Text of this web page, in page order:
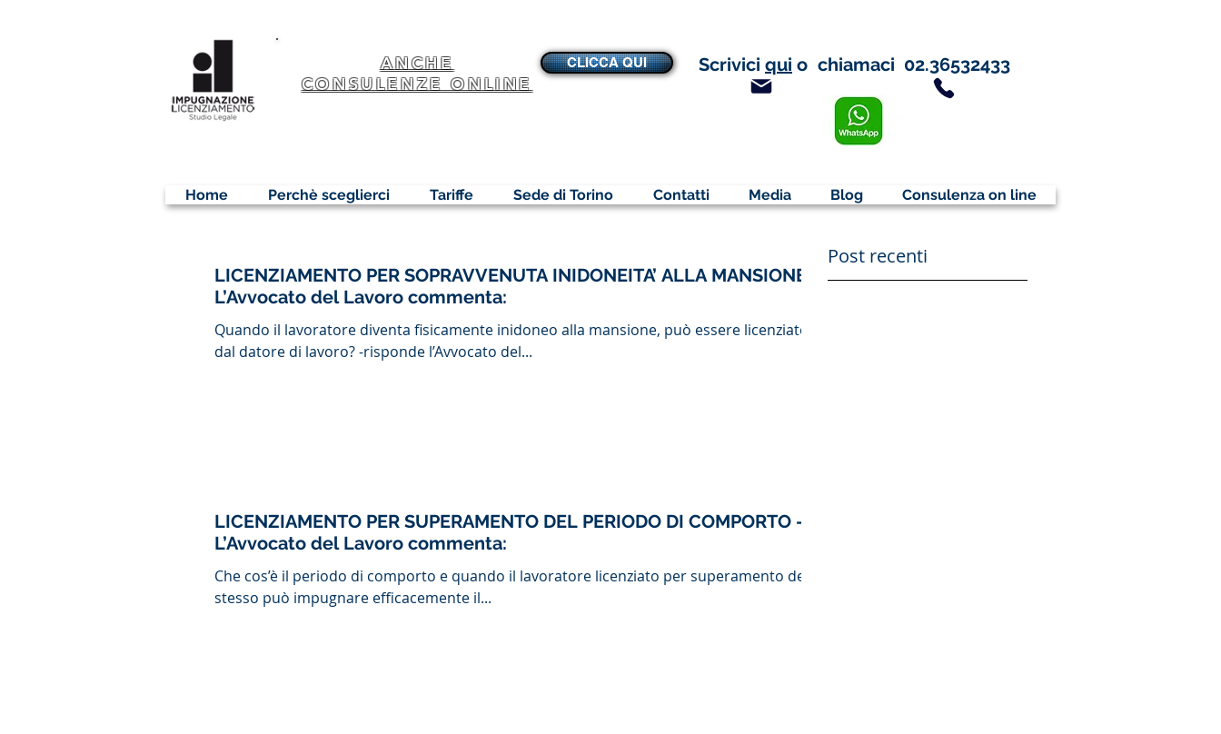
CLICCA QUI
ANCHE
CONSULENZE ONLINE
Scrivici qui o chiamaci 02.36532433
Home Perchè sceglierci Tariffe Sede di Torino Contatti Media Blog Consulenza on line
LICENZIAMENTO PER SOPRAVVENUTA INIDONEITA’ ALLA MANSIONE -
L’Avvocato del Lavoro commenta:
Quando il lavoratore diventa fisicamente inidoneo alla mansione, può essere licenziato
dal datore di lavoro? -risponde l’Avvocato del...
LICENZIAMENTO PER SUPERAMENTO DEL PERIODO DI COMPORTO -
L’Avvocato del Lavoro commenta:
Che cos’è il periodo di comporto e quando il lavoratore licenziato per superamento dello
stesso può impugnare efficacemente il...
Post recenti